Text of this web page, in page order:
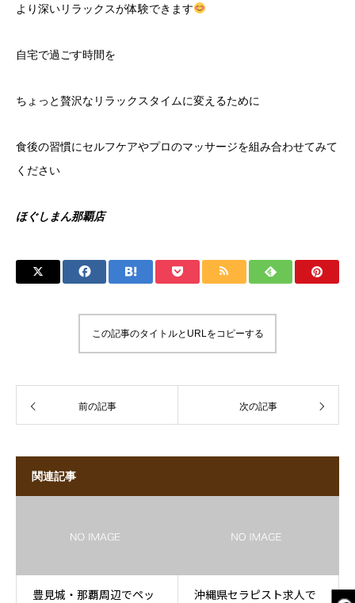
より深いリラックスが体験できます
自宅で過ごす時間を
ちょっと贅沢なリラックスタイムに変えるために
食後の習慣にセルフケアやプロのマッサージを組み合わせてみて
ください
ほぐしまん那覇店
この記事のタイトルとURLをコピーする
前の記事 次の記事
関連記事
豊見城・那覇周辺でペッ
沖縄県セラピスト求人で